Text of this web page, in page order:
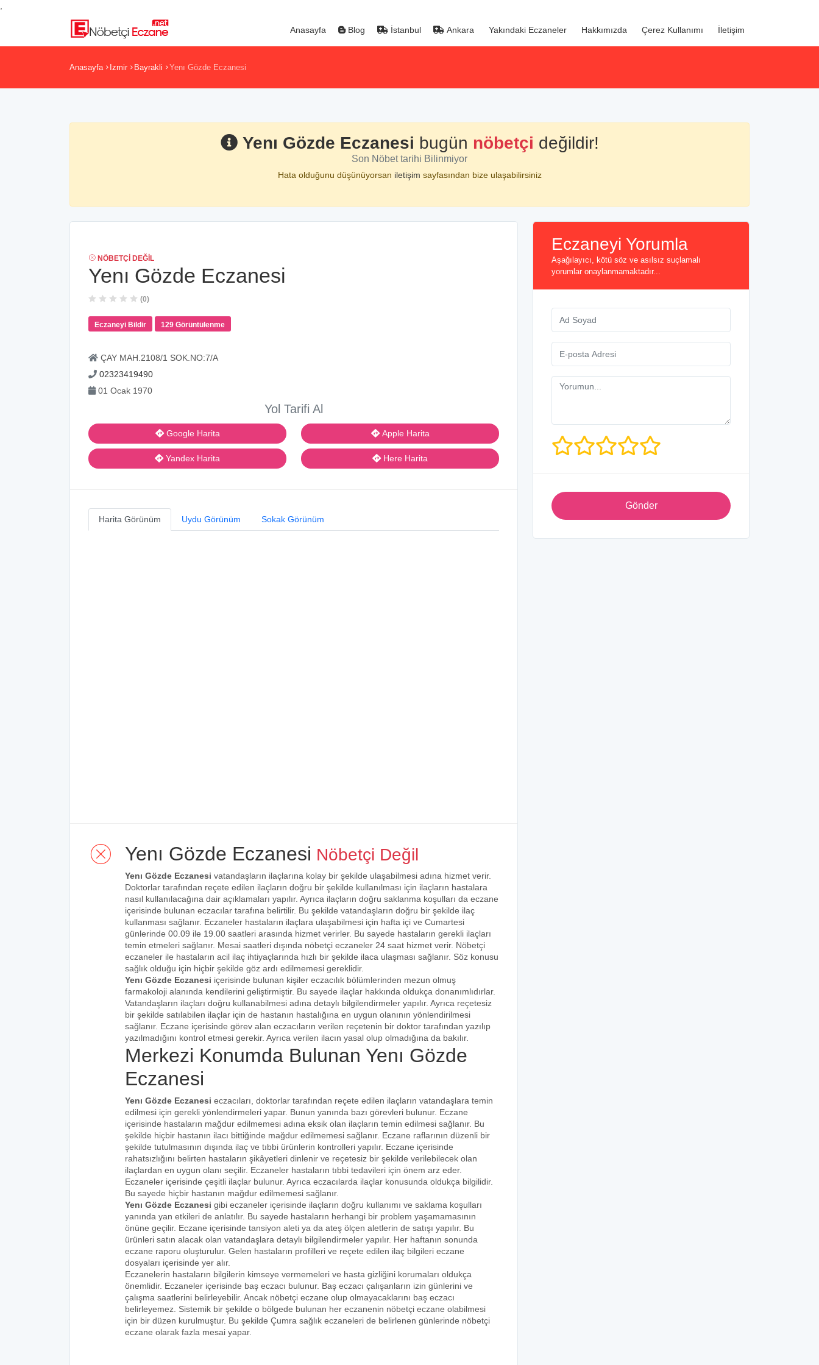
Anasayfa Blog İstanbul Ankara Yakındaki Eczaneler Hakkımızda Çerez Kullanımı İletişim
Anasayfa Izmir Bayrakli Yenı Gözde Eczanesi
Yenı Gözde Eczanesi bugün nöbetçi değildir!
Son Nöbet tarihi Bilinmiyor
Hata olduğunu düşünüyorsan iletişim sayfasından bize ulaşabilirsiniz
NÖBETÇI DEĞIL
Yenı Gözde Eczanesi
(0)
Eczaneyi Bildir 129 Görüntülenme
ÇAY MAH.2108/1 SOK.NO:7/A
02323419490
01 Ocak 1970
Yol Tarifi Al
Google Harita
Yandex Harita
Apple Harita
Here Harita
Harita Görünüm Uydu Görünüm Sokak Görünüm
Yenı Gözde Eczanesi Nöbetçi Değil
Yenı Gözde Eczanesi vatandaşların ilaçlarına kolay bir şekilde ulaşabilmesi adına hizmet verir.
Doktorlar tarafından reçete edilen ilaçların doğru bir şekilde kullanılması için ilaçların hastalara
nasıl kullanılacağına dair açıklamaları yapılır. Ayrıca ilaçların doğru saklanma koşulları da eczane
içerisinde bulunan eczacılar tarafına belirtilir. Bu şekilde vatandaşların doğru bir şekilde ilaç
kullanması sağlanır. Eczaneler hastaların ilaçlara ulaşabilmesi için hafta içi ve Cumartesi
günlerinde 00.09 ile 19.00 saatleri arasında hizmet verirler. Bu sayede hastaların gerekli ilaçları
temin etmeleri sağlanır. Mesai saatleri dışında nöbetçi eczaneler 24 saat hizmet verir. Nöbetçi
eczaneler ile hastaların acil ilaç ihtiyaçlarında hızlı bir şekilde ilaca ulaşması sağlanır. Söz konusu
sağlık olduğu için hiçbir şekilde göz ardı edilmemesi gereklidir.
Yenı Gözde Eczanesi içerisinde bulunan kişiler eczacılık bölümlerinden mezun olmuş
farmakoloji alanında kendilerini geliştirmiştir. Bu sayede ilaçlar hakkında oldukça donanımlıdırlar.
Vatandaşların ilaçları doğru kullanabilmesi adına detaylı bilgilendirmeler yapılır. Ayrıca reçetesiz
bir şekilde satılabilen ilaçlar için de hastanın hastalığına en uygun olanının yönlendirilmesi
sağlanır. Eczane içerisinde görev alan eczacıların verilen reçetenin bir doktor tarafından yazılıp
yazılmadığını kontrol etmesi gerekir. Ayrıca verilen ilacın yasal olup olmadığına da bakılır.
Merkezi Konumda Bulunan Yenı Gözde
Eczanesi
Yenı Gözde Eczanesi eczacıları, doktorlar tarafından reçete edilen ilaçların vatandaşlara temin
edilmesi için gerekli yönlendirmeleri yapar. Bunun yanında bazı görevleri bulunur. Eczane
içerisinde hastaların mağdur edilmemesi adına eksik olan ilaçların temin edilmesi sağlanır. Bu
şekilde hiçbir hastanın ilacı bittiğinde mağdur edilmemesi sağlanır. Eczane raflarının düzenli bir
şekilde tutulmasının dışında ilaç ve tıbbi ürünlerin kontrolleri yapılır. Eczane içerisinde
rahatsızlığını belirten hastaların şikâyetleri dinlenir ve reçetesiz bir şekilde verilebilecek olan
ilaçlardan en uygun olanı seçilir. Eczaneler hastaların tıbbi tedavileri için önem arz eder.
Eczaneler içerisinde çeşitli ilaçlar bulunur. Ayrıca eczacılarda ilaçlar konusunda oldukça bilgilidir.
Bu sayede hiçbir hastanın mağdur edilmemesi sağlanır.
Yenı Gözde Eczanesi gibi eczaneler içerisinde ilaçların doğru kullanımı ve saklama koşulları
yanında yan etkileri de anlatılır. Bu sayede hastaların herhangi bir problem yaşamamasının
önüne geçilir. Eczane içerisinde tansiyon aleti ya da ateş ölçen aletlerin de satışı yapılır. Bu
ürünleri satın alacak olan vatandaşlara detaylı bilgilendirmeler yapılır. Her haftanın sonunda
eczane raporu oluşturulur. Gelen hastaların profilleri ve reçete edilen ilaç bilgileri eczane
dosyaları içerisinde yer alır.
Eczanelerin hastaların bilgilerin kimseye vermemeleri ve hasta gizliğini korumaları oldukça
önemlidir. Eczaneler içerisinde baş eczacı bulunur. Baş eczacı çalışanların izin günlerini ve
çalışma saatlerini belirleyebilir. Ancak nöbetçi eczane olup olmayacaklarını baş eczacı
belirleyemez. Sistemik bir şekilde o bölgede bulunan her eczanenin nöbetçi eczane olabilmesi
için bir düzen kurulmuştur. Bu şekilde Çumra sağlık eczaneleri de belirlenen günlerinde nöbetçi
eczane olarak fazla mesai yapar.
Eczaneyi Yorumla
Aşağılayıcı, kötü söz ve asılsız suçlamalı
yorumlar onaylanmamaktadır...
Gönder